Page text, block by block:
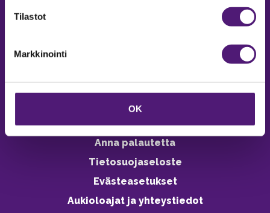
Tilastot
Markkinointi
OK
Vastuullisuus
Ympäristöohjelma
Avoimet työpaikat
Anna palautetta
Tietosuojaseloste
Evästeasetukset
Aukioloajat ja yhteystiedot